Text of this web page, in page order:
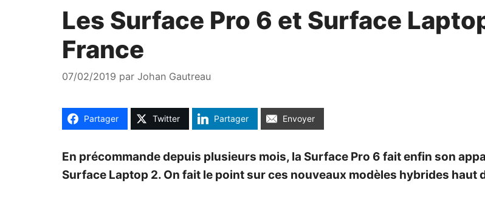
Les Surface Pro 6 et Surface
France
07/02/2019 par Johan Gautreau
Partager Twitter Partager Envoyer
En précommande depuis plusieurs mois, la Surface Pro 6 fait enfin son
Surface Laptop 2. On fait le point sur ces nouveaux modèles hybrides haut